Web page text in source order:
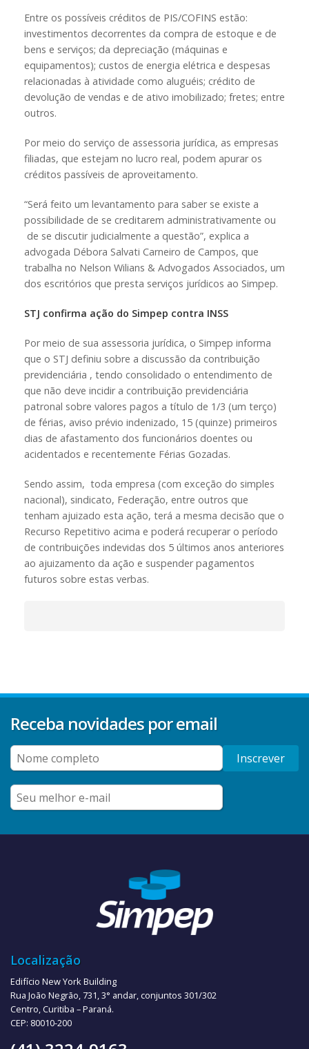
Entre os possíveis créditos de PIS/COFINS estão:
investimentos decorrentes da compra de estoque e de
bens e serviços; da depreciação (máquinas e
equipamentos); custos de energia elétrica e despesas
relacionadas à atividade como aluguéis; crédito de
devolução de vendas e de ativo imobilizado; fretes; entre
outros.
Por meio do serviço de assessoria jurídica, as empresas
filiadas, que estejam no lucro real, podem apurar os
créditos passíveis de aproveitamento.
“Será feito um levantamento para saber se existe a
possibilidade de se creditarem administrativamente ou
de se discutir judicialmente a questão”, explica a
advogada Débora Salvati Carneiro de Campos, que
trabalha no Nelson Wilians & Advogados Associados, um
dos escritórios que presta serviços jurídicos ao Simpep.
STJ confirma ação do Simpep contra INSS
Por meio de sua assessoria jurídica, o Simpep informa
que o STJ definiu sobre a discussão da contribuição
previdenciária , tendo consolidado o entendimento de
que não deve incidir a contribuição previdenciária
patronal sobre valores pagos a título de 1/3 (um terço)
de férias, aviso prévio indenizado, 15 (quinze) primeiros
dias de afastamento dos funcionários doentes ou
acidentados e recentemente Férias Gozadas.
Sendo assim, toda empresa (com exceção do simples
nacional), sindicato, Federação, entre outros que
tenham ajuizado esta ação, terá a mesma decisão que o
Recurso Repetitivo acima e poderá recuperar o período
de contribuições indevidas dos 5 últimos anos anteriores
ao ajuizamento da ação e suspender pagamentos
futuros sobre estas verbas.
Receba novidades por email
Inscrever
Localização
Edifício New York Building
Rua João Negrão, 731, 3° andar, conjuntos 301/302
Centro, Curitiba – Paraná.
CEP: 80010-200